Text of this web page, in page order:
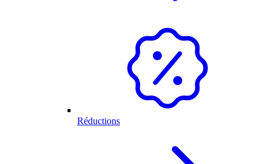
Réductions